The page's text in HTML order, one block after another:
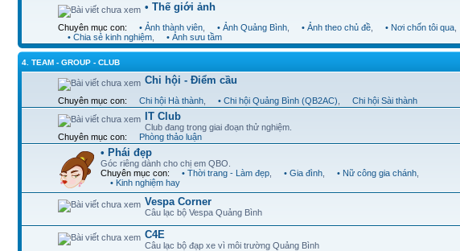
• Thế giới ảnh
Chuyên mục con: • Ảnh thành viên • Ảnh Quảng Bình • Ảnh theo chủ đề • Nơi chốn tôi qua
• Chia sẻ kinh nghiệm
• Ảnh sưu tầm
4. TEAM - GROUP - CLUB
Chi hội - Điểm cầu
Chuyên mục con: Chi hội Hà thành • Chi hội Quảng Bình (QB2AC) Chi hội Sài thành
IT Club
Club đang trong giai đoạn thử nghiệm.
Chuyên mục con:
Phòng thảo luận
• Phái đẹp
Góc riêng dành cho chị em QBO.
Chuyên mục con:
• Thời trang - Làm đẹp • Gia đình • Nữ công gia chánh
• Kinh nghiệm hay
Vespa Corner
Câu lạc bộ Vespa Quảng Bình
C4E
Câu lạc bộ đạp xe vì môi trường Quảng Bình